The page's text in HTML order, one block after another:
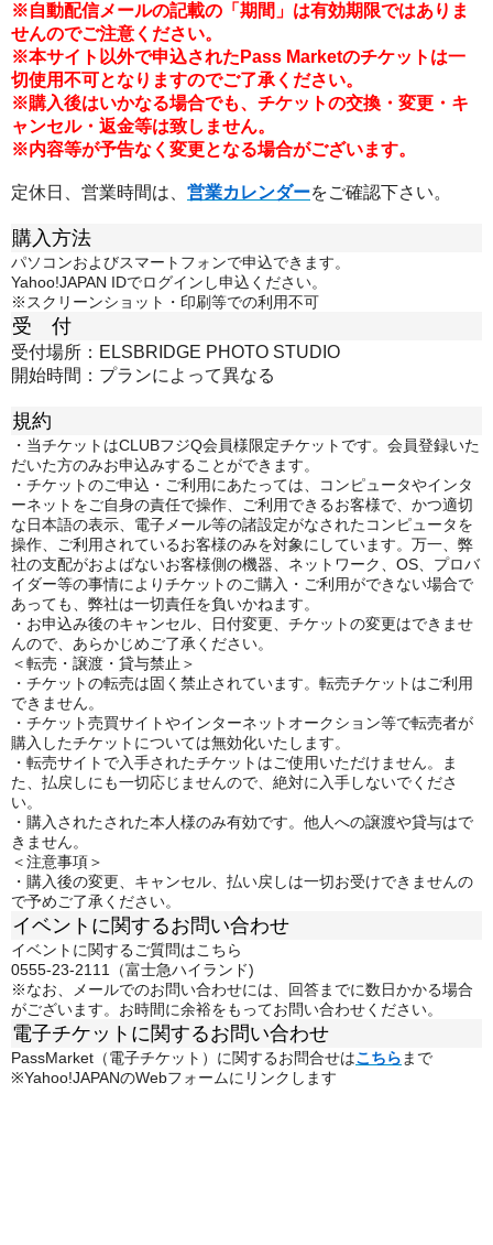
※自動配信メールの記載の「期間」は有効期限ではありま
せんのでご注意ください。
※本サイト以外で申込されたPass Marketのチケットは一
切使用不可となりますのでご了承ください。
※購入後はいかなる場合でも、チケットの交換・変更・キ
ャンセル・返金等は致しません。
※内容等が予告なく変更となる場合がございます。
定休日、営業時間は、 営業カレンダーをご確認下さい。
購入方法
パソコンおよびスマートフォンで申込できます。
Yahoo!JAPAN IDでログインし申込ください。
※スクリーンショット・印刷等での利用不可
受 付
受付場所：ELSBRIDGE PHOTO STUDIO
開始時間：プランによって異なる
規約
・当チケットはCLUBフジQ会員様限定チケットです。会員登録いた
だいた方のみお申込みすることができます。
・チケットのご申込・ご利用にあたっては、コンピュータやインタ
ーネットをご自身の責任で操作、ご利用できるお客様で、かつ適切
な日本語の表示、電子メール等の諸設定がなされたコンピュータを
操作、ご利用されているお客様のみを対象にしています。万一、弊
社の支配がおよばないお客様側の機器、ネットワーク、OS、プロバ
イダー等の事情によりチケットのご購入・ご利用ができない場合で
あっても、弊社は一切責任を負いかねます。
・お申込み後のキャンセル、日付変更、チケットの変更はできませ
んので、あらかじめご了承ください。
＜転売・譲渡・貸与禁止＞
・チケットの転売は固く禁止されています。転売チケットはご利用
できません。
・チケット売買サイトやインターネットオークション等で転売者が
購入したチケットについては無効化いたします。
・転売サイトで入手されたチケットはご使用いただけません。ま
た、払戻しにも一切応じませんので、絶対に入手しないでくださ
い。
・購入されたされた本人様のみ有効です。他人への譲渡や貸与はで
きません。
＜注意事項＞
・購入後の変更、キャンセル、払い戻しは一切お受けできませんの
で予めご了承ください。
イベントに関するお問い合わせ
イベントに関するご質問はこちら
0555-23-2111（富士急ハイランド)
※なお、メールでのお問い合わせには、回答までに数日かかる場合
がございます。お時間に余裕をもってお問い合わせください。
電子チケットに関するお問い合わせ
PassMarket（電子チケット）に関するお問合せはこちら まで
※Yahoo!JAPANのWebフォームにリンクします